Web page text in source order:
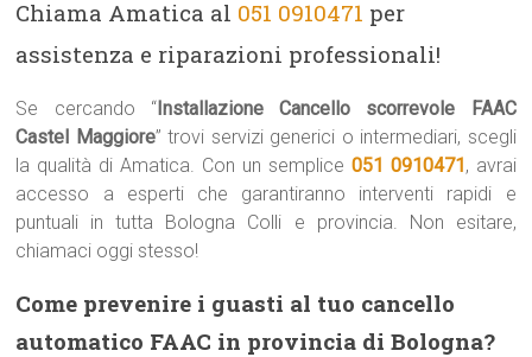
Chiama Amatica al 051 0910471 per
assistenza e riparazioni professionali!
Se cercando “Installazione Cancello scorrevole FAAC
Castel Maggiore” trovi servizi generici o intermediari, scegli
la qualità di Amatica. Con un semplice 051 0910471, avrai
accesso a esperti che garantiranno interventi rapidi e
puntuali in tutta Bologna Colli e provincia. Non esitare,
chiamaci oggi stesso!
Come prevenire i guasti al tuo cancello
automatico FAAC in provincia di Bologna?